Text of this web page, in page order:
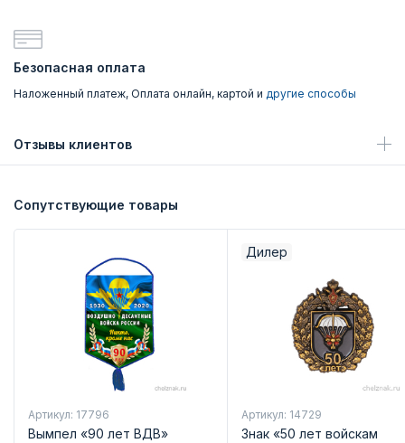
Безопасная оплата
Наложенный платеж, Оплата онлайн, картой и другие способы
Отзывы клиентов
Сопутствующие товары
Артикул: 17796
Вымпел «90 лет ВДВ»
Дилер
Артикул: 14729
Знак «50 лет войскам